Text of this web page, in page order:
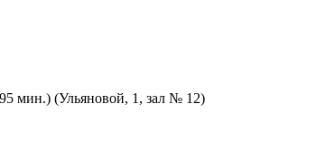
мин.) (Ульяновой, 1, зал № 12)